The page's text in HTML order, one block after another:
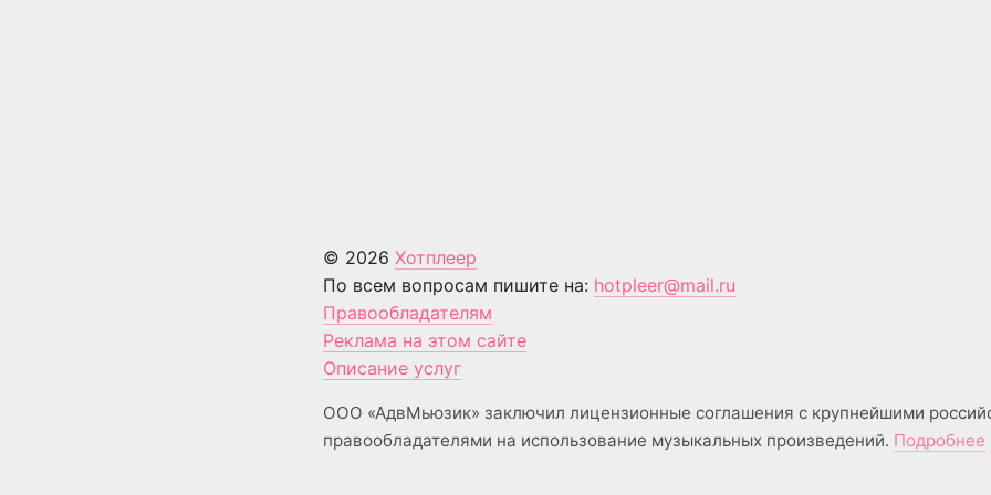
© 2026 Хотплеер
По всем вопросам пишите на: hotpleer@mail.ru
Правообладателям
Реклама на этом сайте
Описание услуг
ООО «АдвМьюзик» заключил лицензионные соглашения с крупнейшими
правообладателями на использование музыкальных произведений. Подробнее